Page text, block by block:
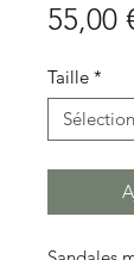
55,00
Taille *